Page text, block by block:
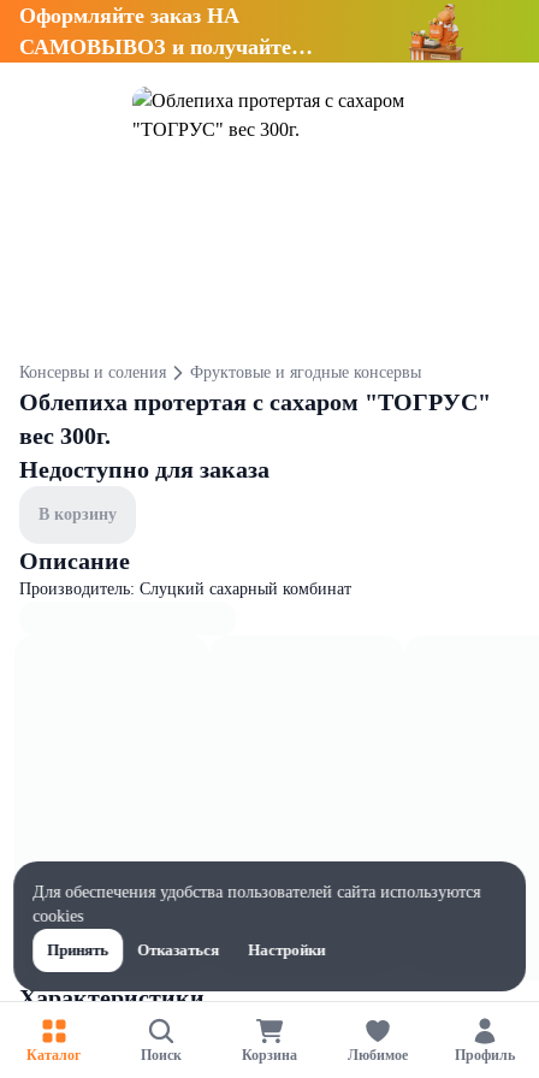
Оформляйте заказ НА
САМОВЫВОЗ и получайте
Консервы и соления Фруктовые и ягодные консервы
Облепиха протертая с сахаром "ТОГРУС"
вес 300г.
Недоступно для заказа
В корзину
Описание
Производитель: Слуцкий сахарный комбинат
Характеристики
Ширина, мм
70
Каталог Поиск Корзина Любимое Профиль
Для обеспечения удобства пользователей сайта используются
cookies
Принять
Отказаться Настройки